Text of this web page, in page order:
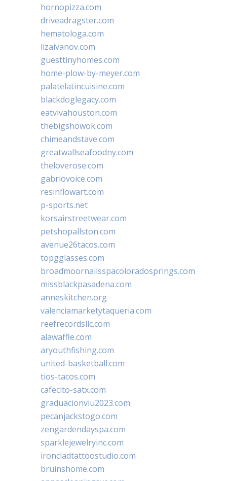
hornopizza.com
driveadragster.com
hematologa.com
lizaivanov.com
guesttinyhomes.com
home-plow-by-meyer.com
palatelatincuisine.com
blackdoglegacy.com
eatvivahouston.com
thebigshowok.com
chimeandstave.com
greatwallseafoodny.com
theloverose.com
gabriovoice.com
resinflowart.com
p-sports.net
korsairstreetwear.com
petshopallston.com
avenue26tacos.com
topgglasses.com
broadmoornailsspacoloradosprings.com
missblackpasadena.com
anneskitchen.org
valenciamarketytaqueria.com
reefrecordsllc.com
alawaffle.com
aryouthfishing.com
united-basketball.com
tios-tacos.com
cafecito-satx.com
graduacionviu2023.com
pecanjackstogo.com
zengardendayspa.com
sparklejewelryinc.com
ironcladtattoostudio.com
bruinshome.com